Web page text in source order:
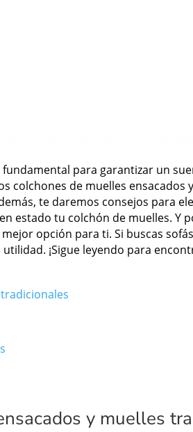
para garantizar un
colchones de muelles ensacados
te daremos consejos para
estado tu colchón de muelles. Y
opción para ti. Si buscas
¡Sigue leyendo para
y muelles